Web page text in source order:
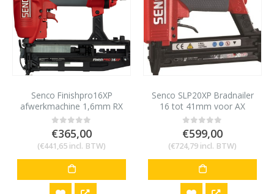
Senco Finishpro16XP
afwerkmachine 1,6mm RX
32-65mm
0out of 5
€365,00
(€441,65 incl. BTW)
Senco SLP20XP Bradnailer
16 tot 41mm voor AX
minibrads 18 gauge
0out of 5
€599,00
(€724,79 incl. BTW)